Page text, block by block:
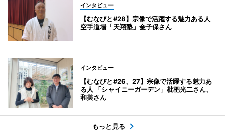
インタビュー
【むなびと#28】宗像で活躍する魅力ある人
空手道場「天翔塾」金子保さん
インタビュー
【むなびと#26、27】宗像で活躍する魅力あ
る人 「シャイニーガーデン」枇杷光二さん、
和美さん
もっと見る